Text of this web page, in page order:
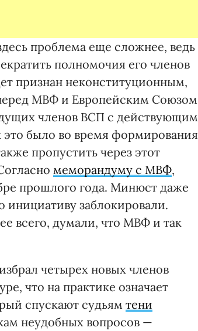
проблема еще сложнее, ведь
полномочия его членов
признан неконституционным,
перед МВФ и Европейским Союзом
членов ВСП с действующим
было во время формирования
пропустить через этот
меморандуму с МВФ,
прошлого года. Минюст даже
инициативу заблокировали.
всего, думали, что МВФ и так
четырех новых членов
что на практике означает
спускают судьям тени
неудобных вопросов —